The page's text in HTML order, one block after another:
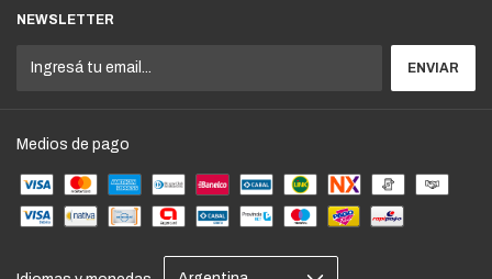
NEWSLETTER
Medios de pago